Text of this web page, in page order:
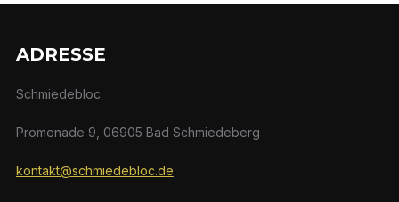
ADRESSE
Schmiedebloc
Promenade 9, 06905 Bad Schmiedeberg
kontakt@schmiedebloc.de